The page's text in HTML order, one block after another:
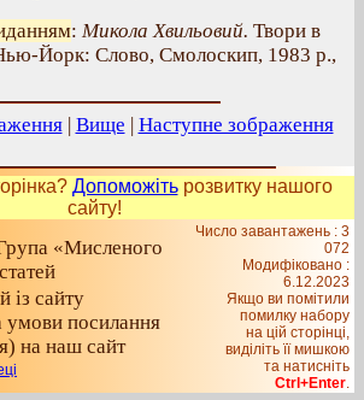
: Микола Хвильовий. Твори в
Йорк: Слово, Смолоскип, 1983 р.,
| Вище | Наступне зображення
Допоможітьрозвитку нашого
сайту!
«Мисленого
із сайту
умови посилання
на наш сайт
Число завантажень : 3
072
Модифіковано :
6.12.2023
Якщо ви помітили
помилку набору
на цiй сторiнцi,
видiлiть її мишкою
та натисніть
Ctrl+Enter.